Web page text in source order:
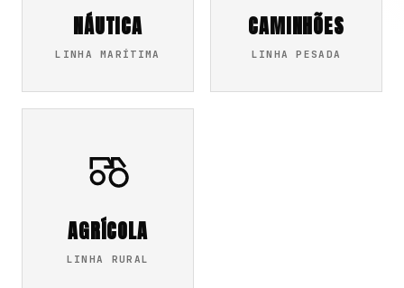
NÁUTICA
LINHA MARÍTIMA
CAMINHÕES
LINHA PESADA
AGRÍCOLA
LINHA RURAL